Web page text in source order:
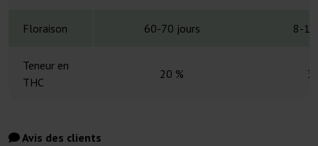
Floraison 60-70 jours 8-10
Teneur en
THC
20 %
Avis des clients